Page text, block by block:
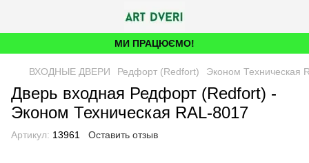
МИ ПРАЦЮЄМО!
ВХОДНЫЕ ДВЕРИ Редфорт (Redfort) Эконом Техническая
Дверь входная Редфорт (Redfort) -
Эконом Техническая RAL-8017
Артикул: 13961 Оставить отзыв